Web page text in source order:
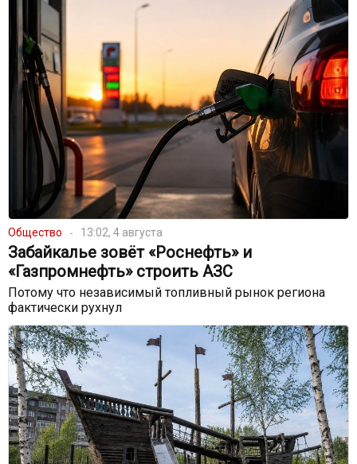
Общество 13:02, 4 августа
Забайкалье зовёт «Роснефть» и
«Газпромнефть» строить АЗС
Потому что независимый топливный рынок региона
фактически рухнул